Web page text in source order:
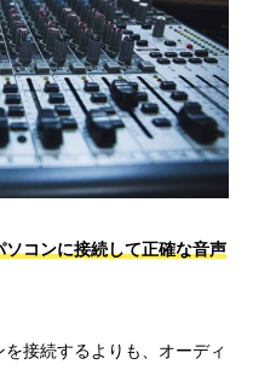
コンに接続して正確な音声
接続するよりも、オーディ